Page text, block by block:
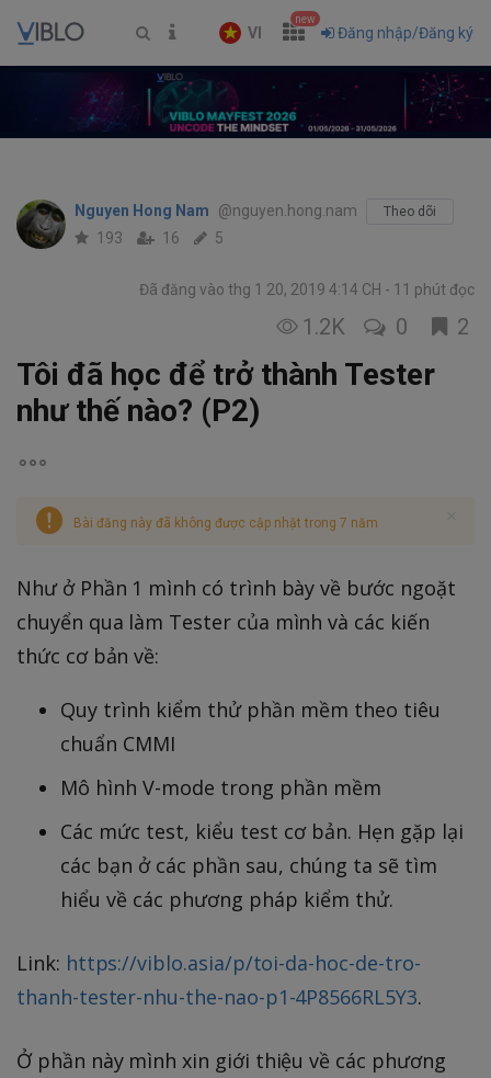
VI
new
Đăng nhập/Đăng ký
Nguyen Hong Nam @nguyen.hong.nam Theo dõi
193 16 5
Đã đăng vào thg 1 20, 2019 4:14 CH 11 phút đọc
1.2K 0 2
Tôi đã học để trở thành Tester
như thế nào? (P2)
Bài đăng này đã không được cập nhật trong 7 năm
Như ở Phần 1 mình có trình bày về bước ngoặt
chuyển qua làm Tester của mình và các kiến
thức cơ bản về:
Quy trình kiểm thử phần mềm theo tiêu
chuẩn CMMI
Mô hình V-mode trong phần mềm
Các mức test, kiểu test cơ bản. Hẹn gặp lại
các bạn ở các phần sau, chúng ta sẽ tìm
hiểu về các phương pháp kiểm thử.
Link: https://viblo.asia/p/toi-da-hoc-de-tro-
thanh-tester-nhu-the-nao-p1-4P8566RL5Y3.
Ở phần này mình xin giới thiệu về các phương